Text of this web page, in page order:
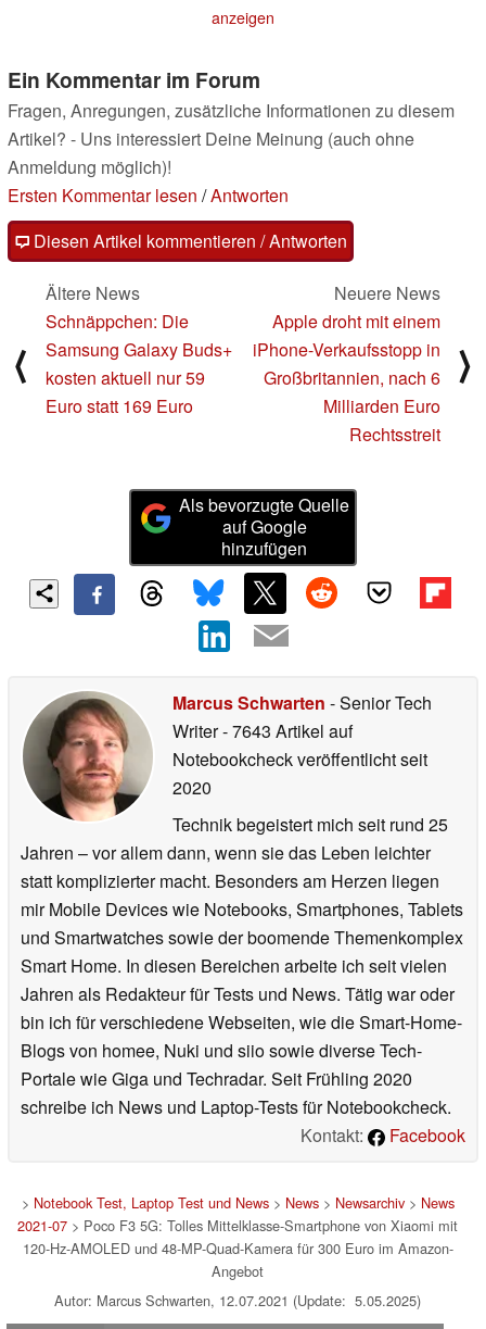
anzeigen
Ein Kommentar im Forum
Fragen, Anregungen, zusätzliche Informationen zu diesem
Artikel? - Uns interessiert Deine Meinung (auch ohne
Anmeldung möglich)!
Ersten Kommentar lesen /Antworten
Diesen Artikel kommentieren / Antworten
⟨
Ältere News
Schnäppchen: Die
Samsung Galaxy Buds+
kosten aktuell nur 59
Euro statt 169 Euro
Neuere News
Apple droht mit einem
iPhone-Verkaufsstopp in
Großbritannien, nach 6
Milliarden Euro
Rechtsstreit
⟩
Als bevorzugte Quelle
auf Google
hinzufügen
Marcus Schwarten - Senior Tech
Writer- 7643 Artikel auf
Notebookcheck veröffentlichtseit
2020
Technik begeistert mich seit rund 25
Jahren – vor allem dann, wenn sie das Leben leichter
statt komplizierter macht. Besonders am Herzen liegen
mir Mobile Devices wie Notebooks, Smartphones, Tablets
und Smartwatches sowie der boomende Themenkomplex
Smart Home. In diesen Bereichen arbeite ich seit vielen
Jahren als Redakteur für Tests und News. Tätig war oder
bin ich für verschiedene Webseiten, wie die Smart-Home-
Blogs von homee, Nuki und siio sowie diverse Tech-
Portale wie Giga und Techradar. Seit Frühling 2020
schreibe ich News und Laptop-Tests für Notebookcheck.
Kontakt:
Facebook
> Notebook Test, Laptop Test und News> News> Newsarchiv> News
2021-07 > Poco F3 5G: Tolles Mittelklasse-Smartphone von Xiaomi mit
120-Hz-AMOLED und 48-MP-Quad-Kamera für 300 Euro im Amazon-
Angebot
Autor: Marcus Schwarten, 12.07.2021 (Update: 5.05.2025)